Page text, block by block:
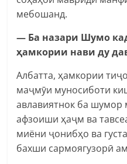
мебошанд.
— Ба назари Шумо
ҳамкории нави ду
Албатта, ҳамкории
маҷмӯи муносиботи
авлавиятнок ба шумор
афзоиши ҳаҷм ва
миёни ҷонибҳо ва
бахши сармоягузорӣ